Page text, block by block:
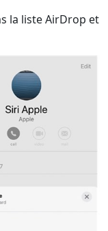
la liste AirDrop et